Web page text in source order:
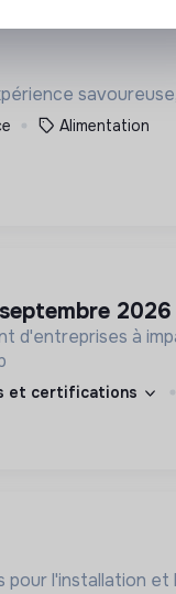
Alimentation
2026
d'entreprises à
et certifications
l'installation